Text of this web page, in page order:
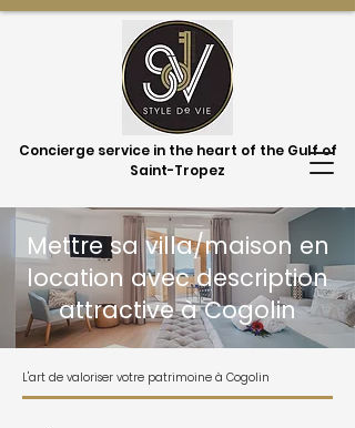
Concierge service in the heart of the Gulf of
Saint-Tropez
Mettre sa villa/maison en
location avec description
attractive à Cogolin
L'art de valoriser votre patrimoine à Cogolin